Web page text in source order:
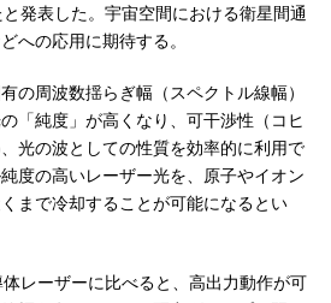
と発表した。宇宙空間における衛星間通
への応用に期待する。
の周波数揺らぎ幅（スペクトル線幅）
「純度」が高くなり、可干渉性（コヒ
光の波としての性質を効率的に利用で
度の高いレーザー光を、原子やイオン
まで冷却することが可能になるとい
レーザーに比べると、高出力動作が可